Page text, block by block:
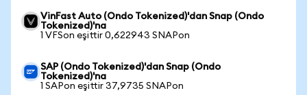
VinFast Auto (Ondo Tokenized)'dan Snap (Ondo
Tokenized)'na
1 VFSon eşittir 0,622943 SNAPon
SAP (Ondo Tokenized)'dan Snap (Ondo
Tokenized)'na
1 SAPon eşittir 37,9735 SNAPon